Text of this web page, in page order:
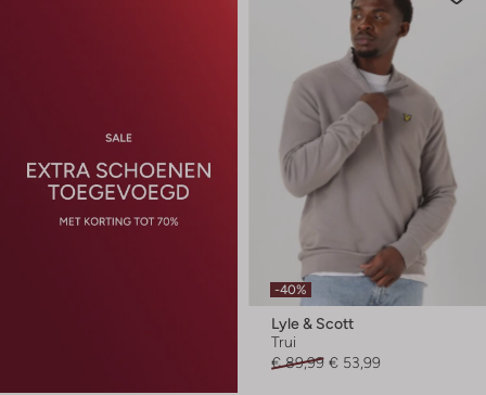
-40%
Lyle & Scott
Trui
€ 89,99 € 53,99